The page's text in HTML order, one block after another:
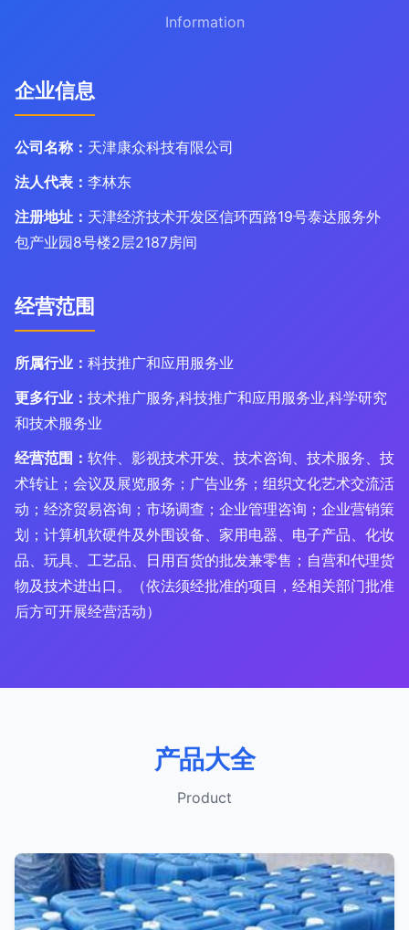
Information
企业信息
公司名称： 天津康众科技有限公司
法人代表： 李林东
注册地址： 天津经济技术开发区信环西路19号泰达服务外
包产业园8号楼2层2187房间
经营范围
所属行业： 科技推广和应用服务业
更多行业： 技术推广服务,科技推广和应用服务业,科学研究
和技术服务业
经营范围： 软件、影视技术开发、技术咨询、技术服务、技
术转让；会议及展览服务；广告业务；组织文化艺术交流活
动；经济贸易咨询；市场调查；企业管理咨询；企业营销策
划；计算机软硬件及外围设备、家用电器、电子产品、化妆
品、玩具、工艺品、日用百货的批发兼零售；自营和代理货
物及技术进出口。（依法须经批准的项目，经相关部门批准
后方可开展经营活动）
产品大全
Product